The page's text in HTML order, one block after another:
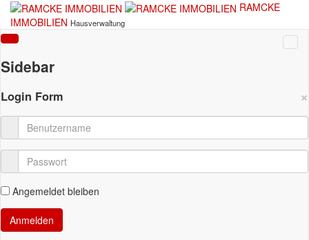
RAMCKE
IMMOBILIEN Hausverwaltung
Sidebar
×
Login Form
Angemeldet bleiben